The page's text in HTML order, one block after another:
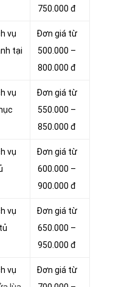
750.000 đ
vụ
tại
Đơn giá từ
500.000 –
800.000 đ
vụ
Đơn giá từ
550.000 –
850.000 đ
vụ
Đơn giá từ
600.000 –
900.000 đ
vụ
Đơn giá từ
650.000 –
950.000 đ
vụ
Đơn giá từ